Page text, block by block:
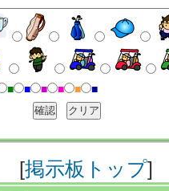
■ ■ ■ ■ ■ ■
[掲示板トップ]